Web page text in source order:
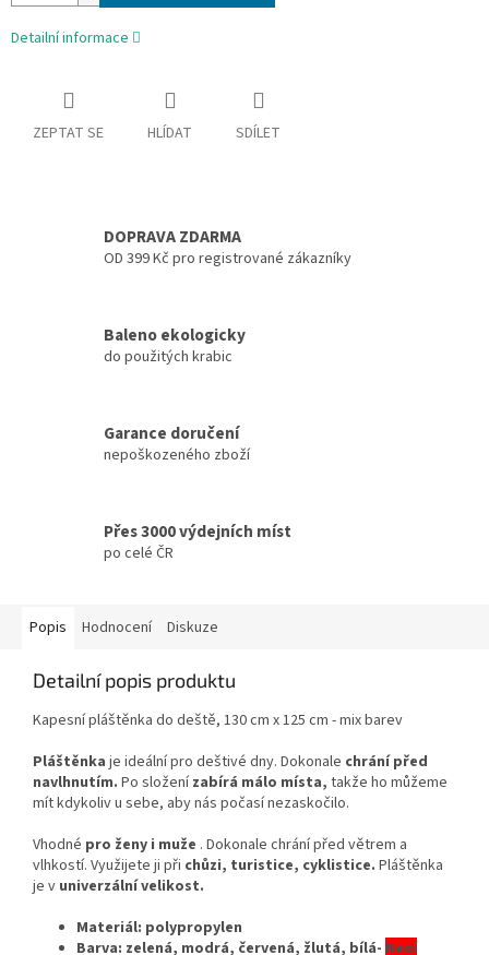
Detailní informace
ZEPTAT SE HLÍDAT SDÍLET
DOPRAVA ZDARMA
OD 399 Kč pro registrované zákazníky
Baleno ekologicky
do použitých krabic
Garance doručení
nepoškozeného zboží
Přes 3000 výdejních míst
po celé ČR
Popis Hodnocení Diskuze
Detailní popis produktu
Kapesní pláštěnka do deště, 130 cm x 125 cm - mix barev
Pláštěnka je ideální pro deštivé dny. Dokonale chrání před
navlhnutím. Po složenízabírá málo místa, takže ho můžeme
mít kdykoliv u sebe, aby nás počasí nezaskočilo.
Vhodné pro ženy i muže . Dokonale chrání před větrem a
vlhkostí. Využijete ji při chůzi, turistice, cyklistice. Pláštěnka
je v univerzální velikost.
Materiál: polypropylen
Barva: zelená, modrá, červená, žlutá, bílá- Není